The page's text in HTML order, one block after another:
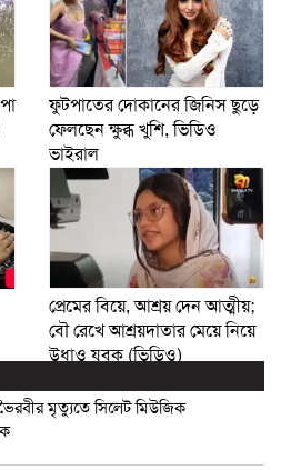
ফুটপাতের দোকানের জিনিস ছুড়ে
ফেলছেন ক্ষুব্ধ খুশি, ভিডিও
ভাইরাল
প্রেমের বিয়ে, আশ্রয় দেন আত্মীয়;
বৌ রেখে আশ্রয়দাতার মেয়ে নিয়ে
উধাও যুবক (ভিডিও)
মৃত্যুতে সিলেট মিউজিক